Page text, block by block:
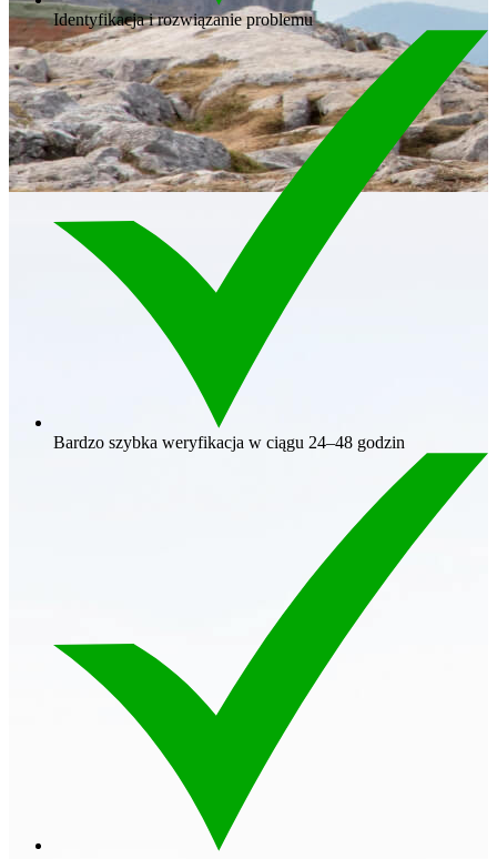
Identyfikacja i rozwiązanie problemu
Bardzo szybka weryfikacja w ciągu 24–48 godzin